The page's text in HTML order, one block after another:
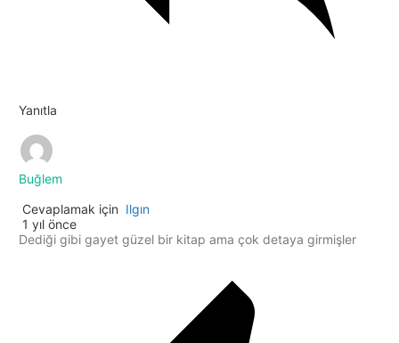
Yanıtla
Buğlem
Cevaplamak için Ilgın
1 yıl önce
Dediği gibi gayet güzel bir kitap ama çok detaya girmişler